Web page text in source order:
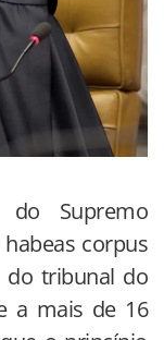
Supremo
habeas corpus
do tribunal do
a mais de 16